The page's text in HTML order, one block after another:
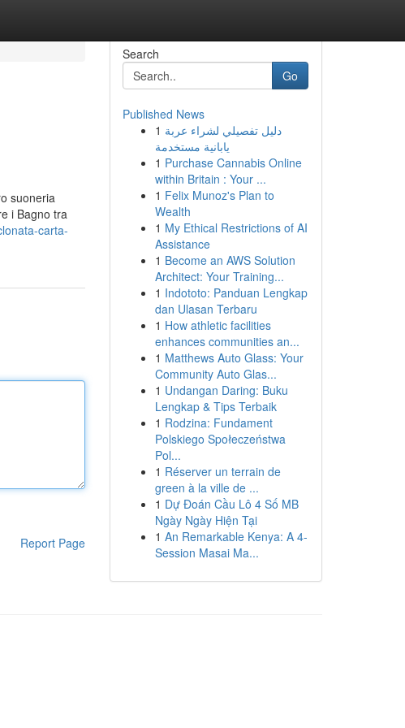
suoneria
i Bagno tra
carta-
Report Page
Search
Go
Published News
1 دليل تفصيلي لشراء عربة
يابانية مستخدمة
1 Purchase Cannabis Online
within Britain : Your ...
1 Felix Munoz's Plan to
Wealth
1 My Ethical Restrictions of AI
Assistance
1 Become an AWS Solution
Architect: Your Training...
1 Indototo: Panduan Lengkap
dan Ulasan Terbaru
1 How athletic facilities
enhances communities an...
1 Matthews Auto Glass: Your
Community Auto Glas...
1 Undangan Daring: Buku
Lengkap & Tips Terbaik
1 Rodzina: Fundament
Polskiego Społeczeństwa
Pol...
1 Réserver un terrain de
green à la ville de ...
1 Dự Đoán Cầu Lô 4 Số MB
Ngày Ngày Hiện Tại
1 An Remarkable Kenya: A 4-
Session Masai Ma...